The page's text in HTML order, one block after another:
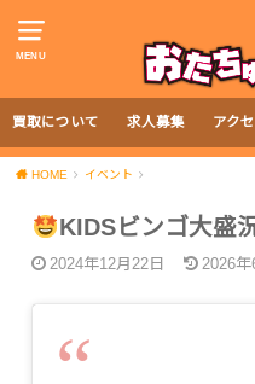
MENU
買取について 求人募集 アク
HOME イベント
KIDSビンゴ大盛
2024年12月22日 2026年